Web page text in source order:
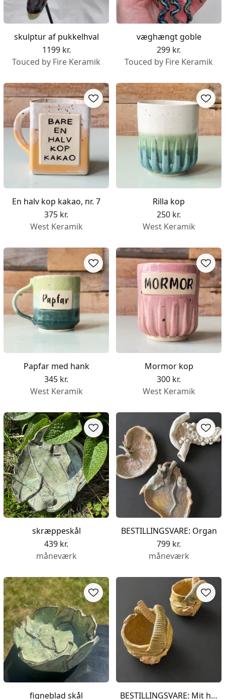
skulptur af pukkelhval
1199 kr.
Touced by Fire Keramik
væghængt goble
299 kr.
Touced by Fire Keramik
En halv kop kakao, nr. 7
375 kr.
West Keramik
Rilla kop
250 kr.
West Keramik
Papfar med hank
345 kr.
West Keramik
Mormor kop
300 kr.
West Keramik
skræppeskål
439 kr.
måneværk
BESTILLINGSVARE: Organ
799 kr.
måneværk
figneblad skål BESTILLINGSVARE: Mit hjerteblod